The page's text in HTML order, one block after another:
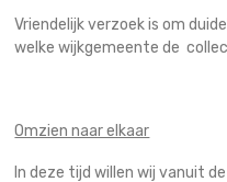
Vriendelijk verzoek is om
welke wijkgemeente de
Omzien naar elkaar
In deze tijd willen wij vanuit